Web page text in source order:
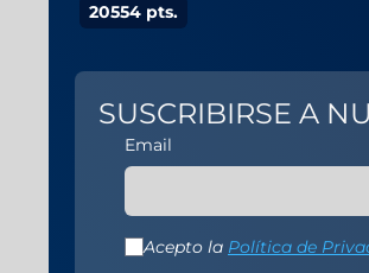
20554 pts.
SUSCRIBIRSE A
Email
Acepto la Política de